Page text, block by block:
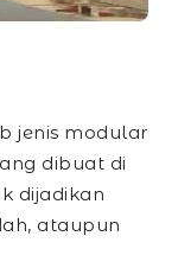
jenis modular
dibuat di
dijadikan
ataupun